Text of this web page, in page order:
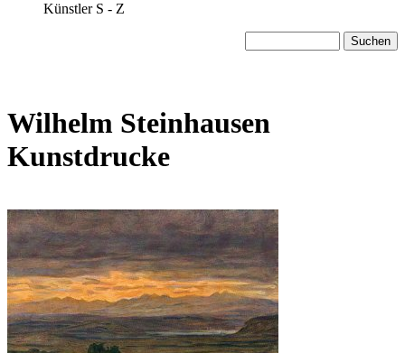
Künstler S - Z
Wilhelm Steinhausen
Kunstdrucke